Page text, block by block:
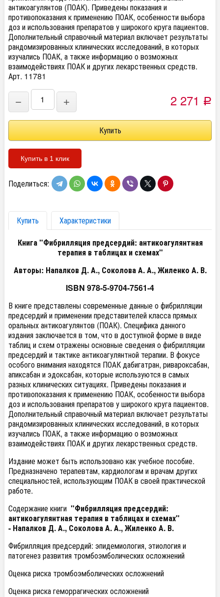
антикоагулянтов (ПОАК). Приведены показания и
противопоказания к применению ПОАК, особенности выбора
доз и использования препаратов у широкого круга пациентов.
Дополнительный справочный материал включает результаты
рандомизированных клинических исследований, в которых
изучались ПОАК, а также информацию о возможных
взаимодействиях ПОАК и других лекарственных средств.
Арт. 11781
− + 2 271 Р
Купить в 1 клик
Поделиться:
Купить
Характеристики
Книга "Фибрилляция предсердий: антикоагулянтная
терапия в таблицах и схемах"
Авторы: Напалков Д. А., Соколова А. А., Жиленко А. В.
ISBN 978-5-9704-7561-4
В книге представлены современные данные о фибрилляции
предсердий и применении представителей класса прямых
оральных антикоагулянтов (ПОАК). Специфика данного
издания заключается в том, что в доступной форме в виде
таблиц и схем отражены основные сведения о фибрилляции
предсердий и тактике антикоагулянтной терапии. В фокусе
особого внимания находятся ПОАК дабигатран, ривароксабан,
апиксабан и эдоксабан, которые используются в самых
разных клинических ситуациях. Приведены показания и
противопоказания к применению ПОАК, особенности выбора
доз и использования препаратов у широкого круга пациентов.
Дополнительный справочный материал включает результаты
рандомизированных клинических исследований, в которых
изучались ПОАК, а также информацию о возможных
взаимодействиях ПОАК и других лекарственных средств.
Издание может быть использовано как учебное пособие.
Предназначено терапевтам, кардиологам и врачам других
специальностей, использующим ПОАК в своей практической
работе.
Содержание книги "Фибрилляция предсердий:
антикоагулянтная терапия в таблицах и схемах"
- Напалков Д. А., Соколова А. А., Жиленко А. В.
Фибрилляция предсердий: эпидемиология, этиология и
патогенез развития тромбоэмболических осложнений
Оценка риска тромбоэмболических осложнений
Оценка риска геморрагических осложнений